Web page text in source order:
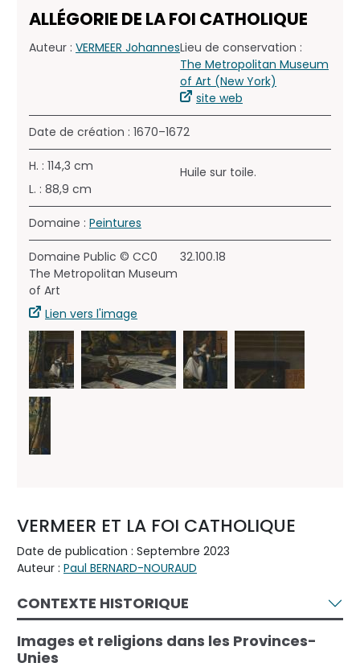
ALLÉGORIE DE LA FOI CATHOLIQUE
Auteur : VERMEER JohannesLieu de conservation :
The Metropolitan Museum
of Art (New York)
site web
Date de création : 1670–1672
H. : 114,3 cm
L. : 88,9 cm
Huile sur toile.
Domaine : Peintures
Domaine Public © CC0
The Metropolitan Museum
of Art
Lien vers l'image
32.100.18
VERMEER ET LA FOI CATHOLIQUE
Date de publication : Septembre 2023
Auteur : Paul BERNARD-NOURAUD
CONTEXTE HISTORIQUE
Images et religions dans les Provinces-
Unies